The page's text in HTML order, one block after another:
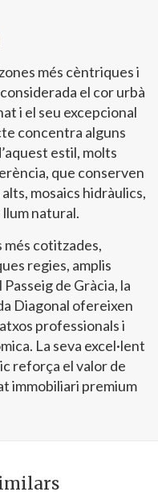
més cèntriques i
el cor urbà
i el seu excepcional
concentra alguns
estil, molts
que conserven
mosaics hidràulics,
natural.
més cotitzades,
regies, amplis
de Gràcia, la
Diagonal ofereixen
professionals i
La seva excel·lent
reforça el valor de
immobiliari premium